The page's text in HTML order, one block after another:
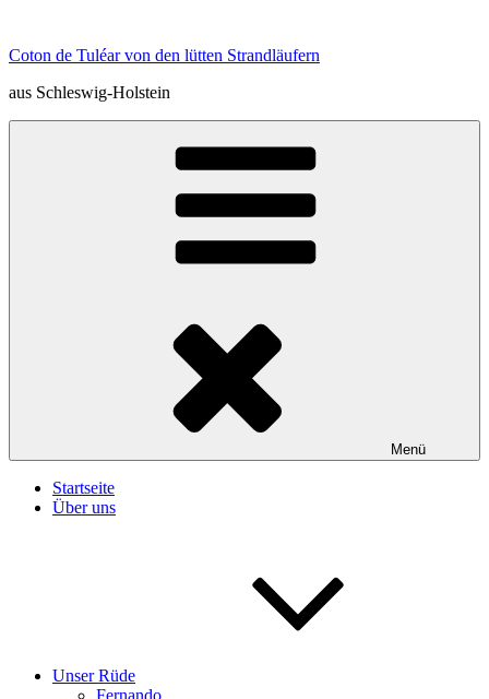
springen
Coton de Tuléar von den lütten Strandläufern
aus Schleswig-Holstein
Menü
Startseite
Über uns
Unser Rüde
Fernando